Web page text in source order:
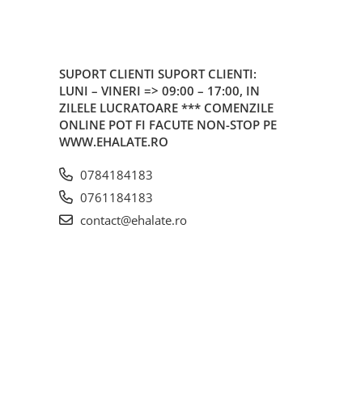
SUPORT CLIENTI SUPORT CLIENTI:
LUNI – VINERI => 09:00 – 17:00, IN
ZILELE LUCRATOARE *** COMENZILE
ONLINE POT FI FACUTE NON-STOP PE
WWW.EHALATE.RO
0784184183
0761184183
contact@ehalate.ro